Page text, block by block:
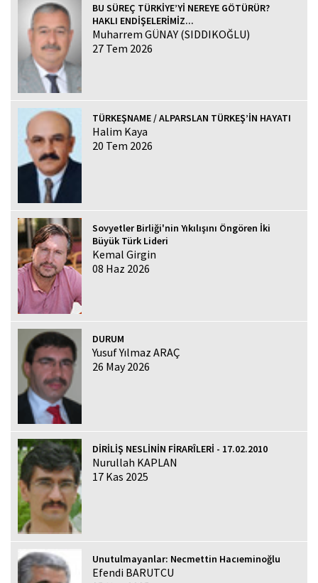
BU SÜREÇ TÜRKİYE’Yİ NEREYE GÖTÜRÜR?
HAKLI ENDİŞELERİMİZ...
Muharrem GÜNAY (SIDDIKOĞLU)
27 Tem 2026
TÜRKEŞNAME / ALPARSLAN TÜRKEŞ’İN HAYATI
Halim Kaya
20 Tem 2026
Sovyetler Birliği'nin Yıkılışını Öngören İki
Büyük Türk Lideri
Kemal Girgin
08 Haz 2026
DURUM
Yusuf Yılmaz ARAÇ
26 May 2026
DİRİLİŞ NESLİNİN FİRARÎLERİ - 17.02.2010
Nurullah KAPLAN
17 Kas 2025
Unutulmayanlar: Necmettin Hacıeminoğlu
Efendi BARUTCU